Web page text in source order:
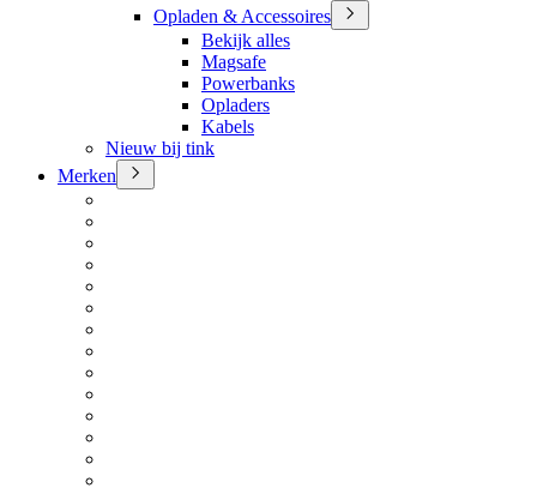
Opladen & Accessoires
Bekijk alles
Magsafe
Powerbanks
Opladers
Kabels
Nieuw bij tink
Merken